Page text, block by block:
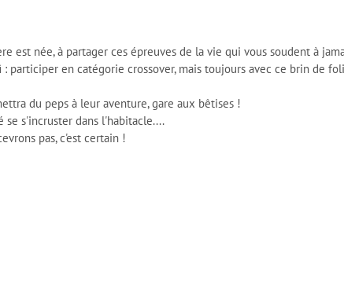
est née, à partager ces épreuves de la vie qui vous soudent à
participer en catégorie crossover, mais toujours avec ce brin de
du peps à leur aventure, gare aux bêtises !
se s'incruster dans l'habitacle....
pas, c'est certain !